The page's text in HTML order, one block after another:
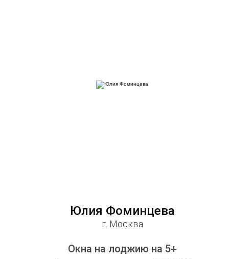
Юлия Фоминцева
г. Москва
Окна на лоджию на 5+